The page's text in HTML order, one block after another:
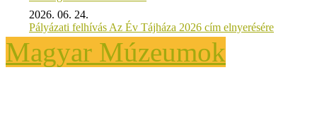
2026. 06. 24.
Pályázati felhívás Az Év Tájháza 2026 cím elnyerésére
Magyar Múzeumok